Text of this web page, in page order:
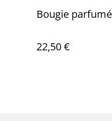
Bougie
22,50 €